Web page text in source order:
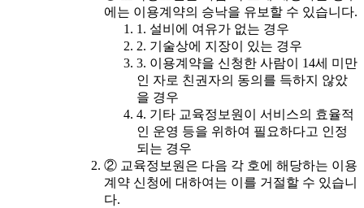
에는 이용계약의 승낙을 유보할 수 있습니다.
1. 설비에 여유가 없는 경우
2. 기술상에 지장이 있는 경우
3. 이용계약을 신청한 사람이 14세 미만
인 자로 친권자의 동의를 득하지 않았
을 경우
4. 기타 교육정보원이 서비스의 효율적
인 운영 등을 위하여 필요하다고 인정
되는 경우
② 교육정보원은 다음 각 호에 해당하는 이용
계약 신청에 대하여는 이를 거절할 수 있습니
다.